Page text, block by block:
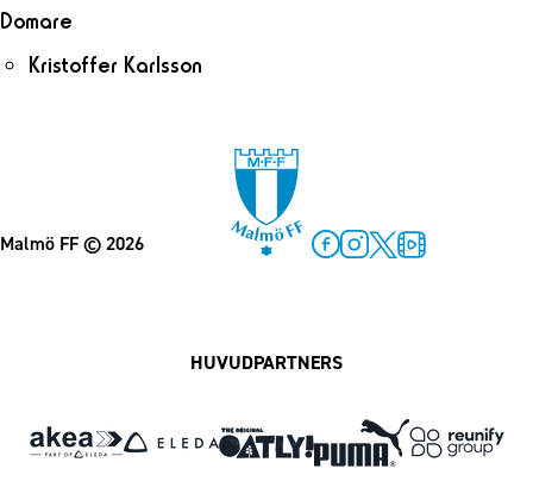
Domare
Kristoffer Karlsson
Malmö FF© 2026
HUVUDPARTNERS